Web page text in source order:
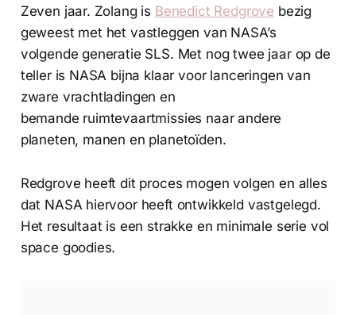
Zeven jaar. Zolang is Benedict Redgrove bezig
geweest met het vastleggen van NASA’s
volgende generatie SLS. Met nog twee jaar op de
teller is NASA bijna klaar voor lanceringen van
zware vrachtladingen en
bemande ruimtevaartmissies naar andere
planeten, manen en planetoïden.
Redgrove heeft dit proces mogen volgen en alles
dat NASA hiervoor heeft ontwikkeld vastgelegd.
Het resultaat is een strakke en minimale serie vol
space goodies.